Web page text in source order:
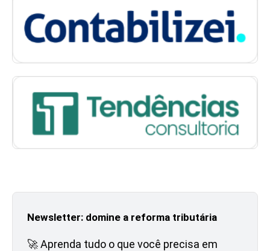
Newsletter: domine a reforma tributária
🚀 Aprenda tudo o que você precisa em